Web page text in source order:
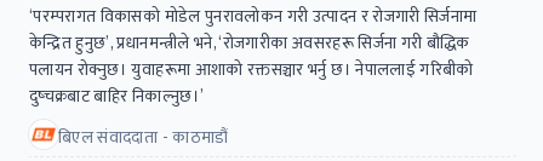
‘परम्परागत विकासको मोडेल पुनरावलोकन गरी उत्पादन र रोजगारी सिर्जनामा
केन्द्रित हुनुछ’, प्रधानमन्त्रीले भने, ‘रोजगारीका अवसरहरू सिर्जना गरी बौद्धिक
पलायन रोक्नुछ। युवाहरूमा आशाको रक्तसञ्चार भर्नु छ। नेपाललाई गरिबीको
दुष्चक्रबाट बाहिर निकाल्नुछ।’
बिएल संवाददाता - काठमाडौं